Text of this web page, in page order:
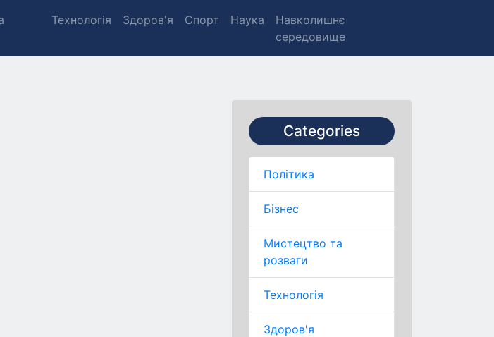
Технологія Здоров'я Спорт Наука
Навколишнє
середовище
Categories
Політика
Бізнес
Мистецтво та
розваги
Технологія
Здоров'я